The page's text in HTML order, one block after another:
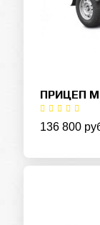
ПРИЦЕП
136 800